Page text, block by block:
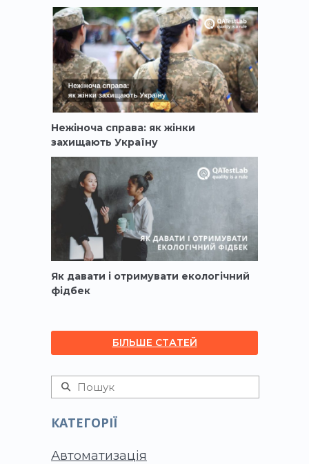
Нежіноча справа: як жінки
захищають Україну
Як давати і отримувати екологічний
фідбек
БІЛЬШЕ СТАТЕЙ
КАТЕГОРІЇ
Автоматизація